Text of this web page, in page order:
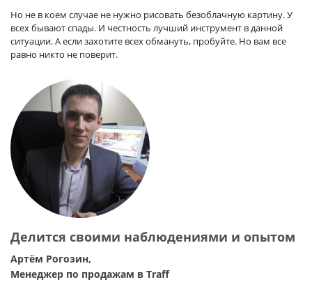
Но не в коем случае не нужно рисовать безоблачную картину. У
всех бывают спады. И честность лучший инструмент в данной
ситуации. А если захотите всех обмануть, пробуйте. Но вам все
равно никто не поверит.
Делится своими наблюдениями и опытом
Артём Рогозин,
Менеджер по продажам в Traff